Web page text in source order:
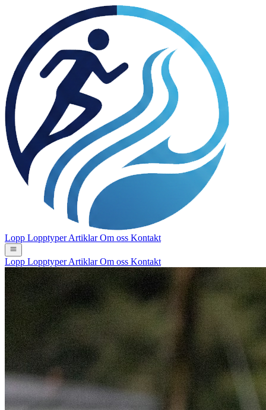
Lopp LopptyperArtiklarOm oss Kontakt
Lopp LopptyperArtiklarOm oss Kontakt